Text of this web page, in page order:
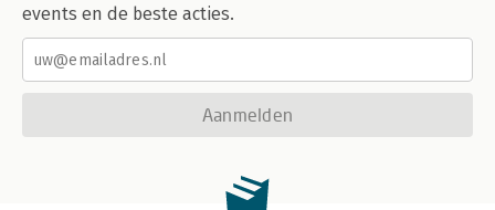
events en de beste acties.
Aanmelden